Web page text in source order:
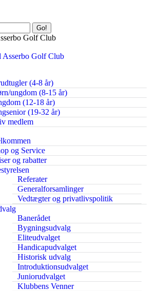
Golf Club
(4-8 år)
ungdom (8-15 år)
(12-18 år)
(19-32 år)
medlem
og Service
og rabatter
Referater
Generalforsamlinger
Vedtægter og privatlivspolitik
Banerådet
Bygningsudvalg
Eliteudvalget
Handicapudvalget
Historisk udvalg
Introduktionsudvalget
Juniorudvalget
Klubbens Venner